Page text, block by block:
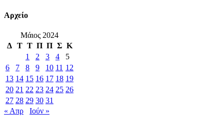
Αρχείο
Μάιος 2024
Δ Τ Τ Π Π Σ Κ
1
2 3 4
5
6
7 8 9 10 11 12
13 14 15 16 17 18 19
20 21 22 23 24 25 26
27 28 29 30 31
« Απρ
Ιούν »